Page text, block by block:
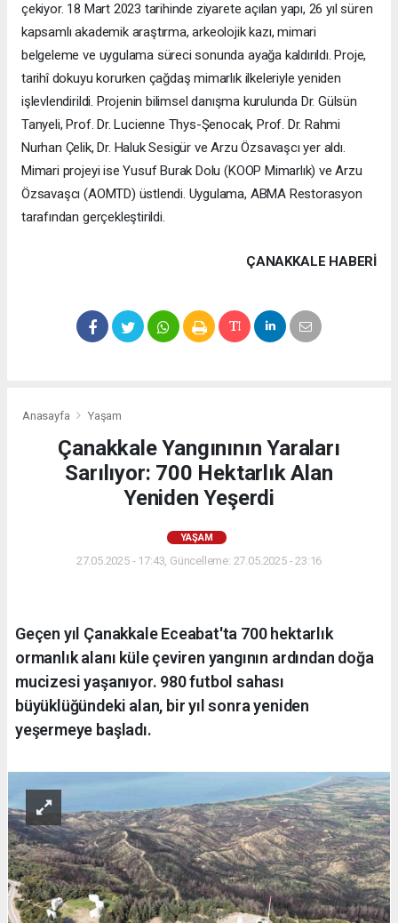
çekiyor. 18 Mart 2023 tarihinde ziyarete açılan yapı, 26 yıl süren
kapsamlı akademik araştırma, arkeolojik kazı, mimari
belgeleme ve uygulama süreci sonunda ayağa kaldırıldı. Proje,
tarihî dokuyu korurken çağdaş mimarlık ilkeleriyle yeniden
işlevlendirildi. Projenin bilimsel danışma kurulunda Dr. Gülsün
Tanyeli, Prof. Dr. Lucienne Thys-Şenocak, Prof. Dr. Rahmi
Nurhan Çelik, Dr. Haluk Sesigür ve Arzu Özsavaşcı yer aldı.
Mimari projeyi ise Yusuf Burak Dolu (KOOP Mimarlık) ve Arzu
Özsavaşcı (AOMTD) üstlendi. Uygulama, ABMA Restorasyon
tarafından gerçekleştirildi.
ÇANAKKALE HABERİ
Anasayfa Yaşam
Çanakkale Yangınının Yaraları
Sarılıyor: 700 Hektarlık Alan
Yeniden Yeşerdi
YAŞAM
27.05.2025 - 17:43, Güncelleme: 27.05.2025 - 23:16
Geçen yıl Çanakkale Eceabat'ta 700 hektarlık
ormanlık alanı küle çeviren yangının ardından doğa
mucizesi yaşanıyor. 980 futbol sahası
büyüklüğündeki alan, bir yıl sonra yeniden
yeşermeye başladı.